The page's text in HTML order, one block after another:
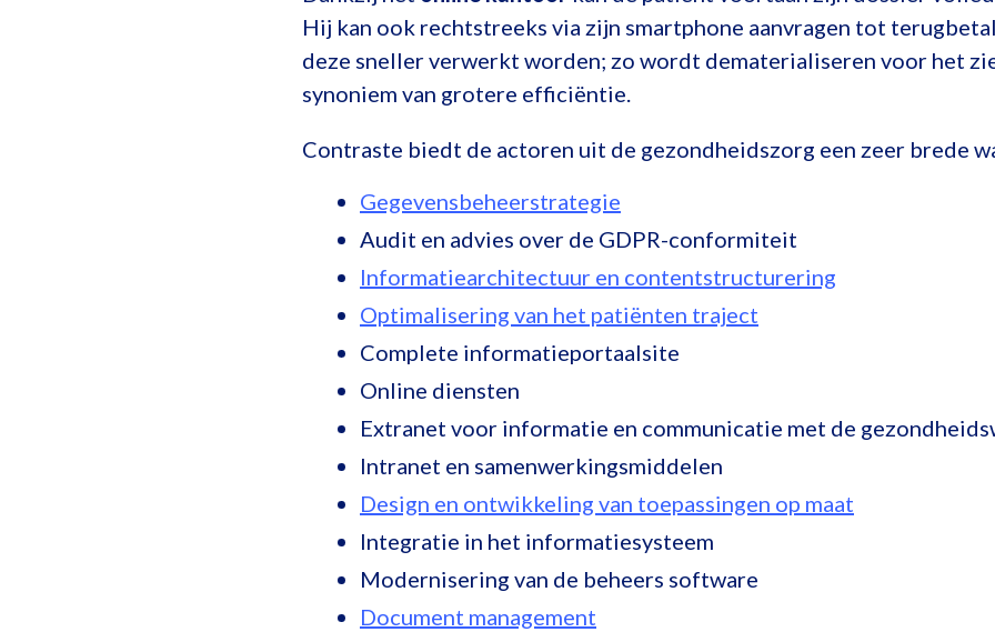
Hij kan ook rechtstreeks via zijn smartphone aanvragen tot
deze sneller verwerkt worden; zo wordt dematerialiseren voor het
synoniem van grotere efficiëntie.
Contraste biedt de actoren uit de gezondheidszorg een zeer brede
Gegevensbeheerstrategie
Audit en advies over de GDPR-conformiteit
Informatiearchitectuur en contentstructurering
Optimalisering van het patiënten traject
Complete informatieportaalsite
Online diensten
Extranet voor informatie en communicatie met de
Intranet en samenwerkingsmiddelen
Design en ontwikkeling van toepassingen op maat
Integratie in het informatiesysteem
Modernisering van de beheers software
Document management